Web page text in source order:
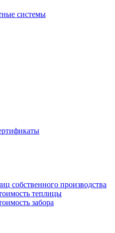
системы
собственного производства
теплицы
забора